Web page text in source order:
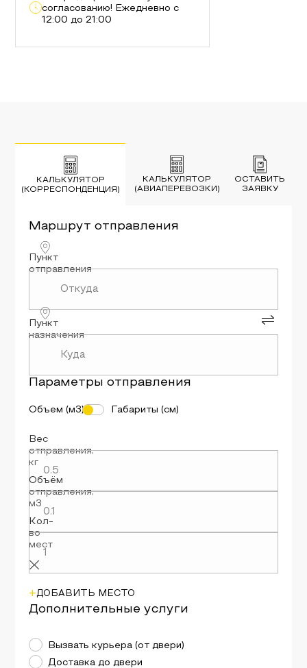
согласованию! Ежедневно с
12:00 до 21:00
КАЛЬКУЛЯТОР
(КОРРЕСПОНДЕНЦИЯ)
КАЛЬКУЛЯТОР
(АВИАПЕРЕВОЗКИ)
ОСТАВИТЬ
ЗАЯВКУ
Маршрутотправления
Пункт
отправления
Пункт
назначения
Параметрыотправления
Объем (м3) Габариты (см)
Вес
отправления,
кг
Объём
отправления,
м3
Кол-
во
мест
+ДОБАВИТЬ МЕСТО
Дополнительные услуги
Вызвать курьера (от двери)
Доставка до двери